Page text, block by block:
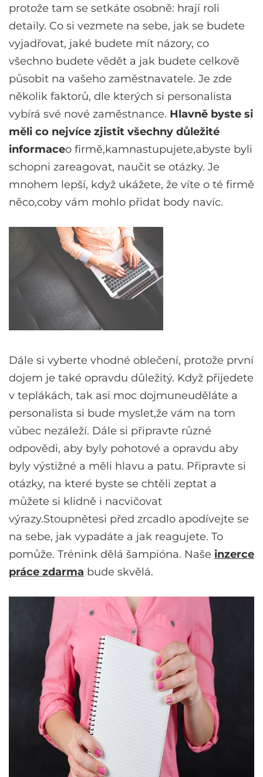
protože tam se setkáte osobně: hrají roli
detaily. Co si vezmete na sebe, jak se budete
vyjadřovat, jaké budete mít názory, co
všechno budete vědět a jak budete celkově
působit na vašeho zaměstnavatele. Je zde
několik faktorů, dle kterých si personalista
vybírá své nové zaměstnance. Hlavně byste si
měli co nejvíce zjistit všechny důležité
informaceo firmě,kamnastupujete,abyste byli
schopni zareagovat, naučit se otázky. Je
mnohem lepší, když ukážete, že víte o té firmě
něco,coby vám mohlo přidat body navíc.
Dále si vyberte vhodné oblečení, protože první
dojem je také opravdu důležitý. Když přijedete
v teplákách, tak asi moc dojmuneuděláte a
personalista si bude myslet,že vám na tom
vůbec nezáleží. Dále si připravte různé
odpovědi, aby byly pohotové a opravdu aby
byly výstižné a měli hlavu a patu. Připravte si
otázky, na které byste se chtěli zeptat a
můžete si klidně i nacvičovat
výrazy.Stoupnětesi před zrcadlo apodívejte se
na sebe, jak vypadáte a jak reagujete. To
pomůže. Trénink dělá šampióna. Naše inzerce
práce zdarma bude skvělá.